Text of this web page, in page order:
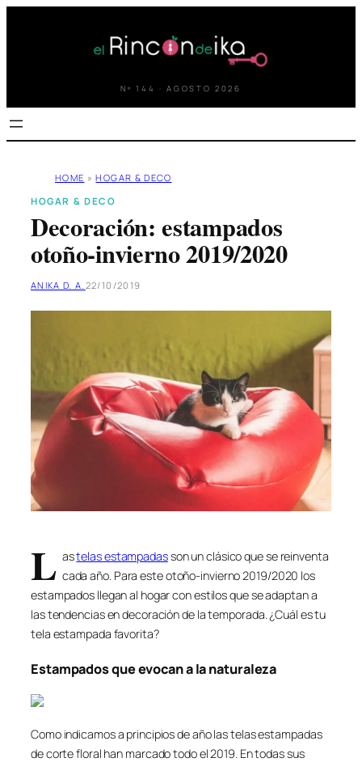
Nº 144 · AGOSTO 2026
HOME » HOGAR & DECO
HOGAR & DECO
Decoración: estampados
otoño-invierno 2019/2020
ANIKA D. A. 22/10/2019
L astelas estampadasson un clásico que se reinventa
cada año. Para este otoño-invierno 2019/2020 los
estampados llegan al hogar con estilos que se adaptan a
las tendencias en decoración de la temporada. ¿Cuál es tu
tela estampada favorita?
Estampados que evocan a la naturaleza
Como indicamos a principios de año las telas estampadas
de corte floral han marcado todo el 2019. En todas sus